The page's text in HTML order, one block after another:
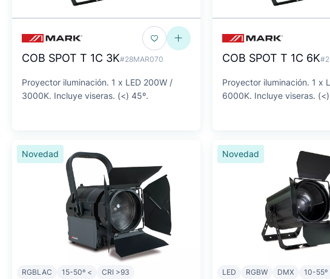
COB SPOT T 1C 3K#28MAR070
Proyector iluminación. 1 x LED 200W /
3000K. Incluye viseras. (<) 45º.
COB SPOT T 1C 6K
Proyector iluminación. 1 x
6000K. Incluye viseras.
Novedad
RGBLAC 15-50º < CRI >93
Novedad
LED RGBW DMX 10-55º